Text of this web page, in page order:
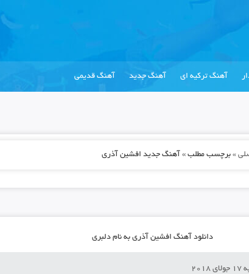
آهنگ ترکیه ای آهنگ جدید آهنگ قدیمی
» برچسب مطلب » آهنگ جدید افشین آذری
دانلود آهنگ افشین آذری به نام دلبری